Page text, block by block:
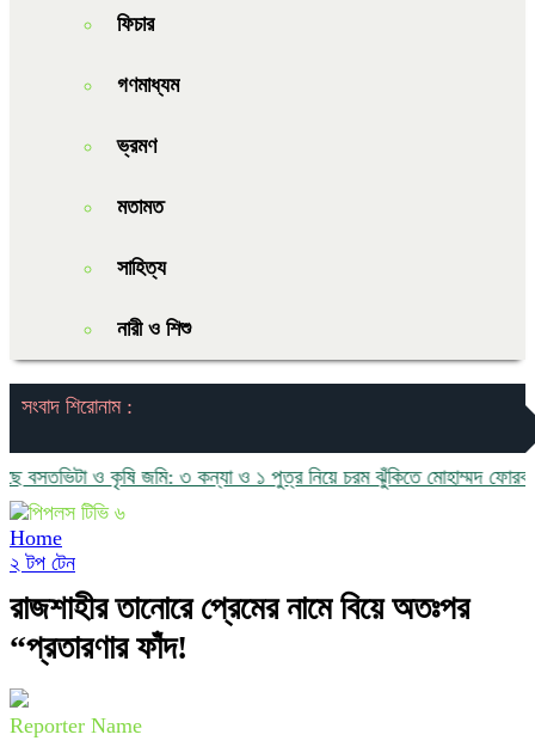
ফিচার
গণমাধ্যম
ভ্রমণ
মতামত
সাহিত্য
নারী ও শিশু
সংবাদ শিরোনাম :
ও কৃষি জমি: ৩ কন্যা ও ১ পুত্র নিয়ে চরম ঝুঁকিতে মোহাম্মদ ফোরকান ও
Home
২ টপ টেন
রাজশাহীর তানোরে প্রেমের নামে বিয়ে অতঃপর
“প্রতারণার ফাঁদ!
Reporter Name